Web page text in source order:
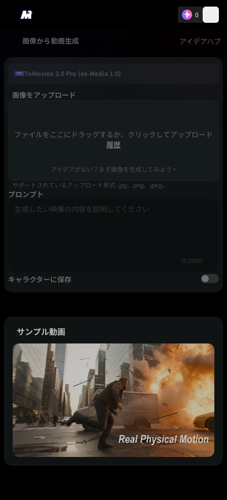
0
画像から動画生成 アイデアハブ
ToMoviee 2.0 Pro (ex-Media 1.0)
画像をアップロード
ファイルをここにドラッグするか、クリックしてアップロード
履歴
アイデアがない？まず画像を生成してみよう >
サポートされているアップロード形式: jpg、png、jpeg。
プロンプト
0/2000
キャラクターに保存
サンプル動画